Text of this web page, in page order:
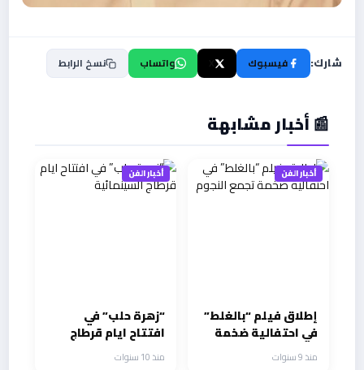
شارك: فيسبوك واتساب نسخ الرابط
📰 أخبار مشابهة
أخبار الفن
إطلاق فيلم “بالغلط”
في احتفالية ضخمة
تجمع النجوممنذ 9 سنوات
أخبار الفن
“زهرة حلب” في
افتتاح ايام قرطاج
السينمائيةمنذ 10 سنوات